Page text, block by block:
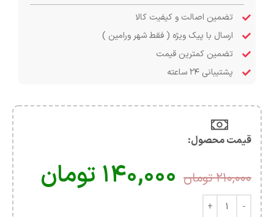
تضمین اصالت و کیفیت کالا
ارسال با پیک ویژه ( فقط شهر ورامین )
تضمین کمترین قیمت
پشتیبانی ۲۴ ساعته
قیمت محصول:​
۲۱۰,۰۰۰ تومان ۱۴۰,۰۰۰ تومان